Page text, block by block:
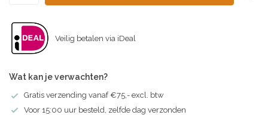
Veilig betalen via iDeal
Wat kan je verwachten?
Gratis verzending vanaf €75,- excl. btw
Voor 15:00 uur besteld, zelfde dag verzonden